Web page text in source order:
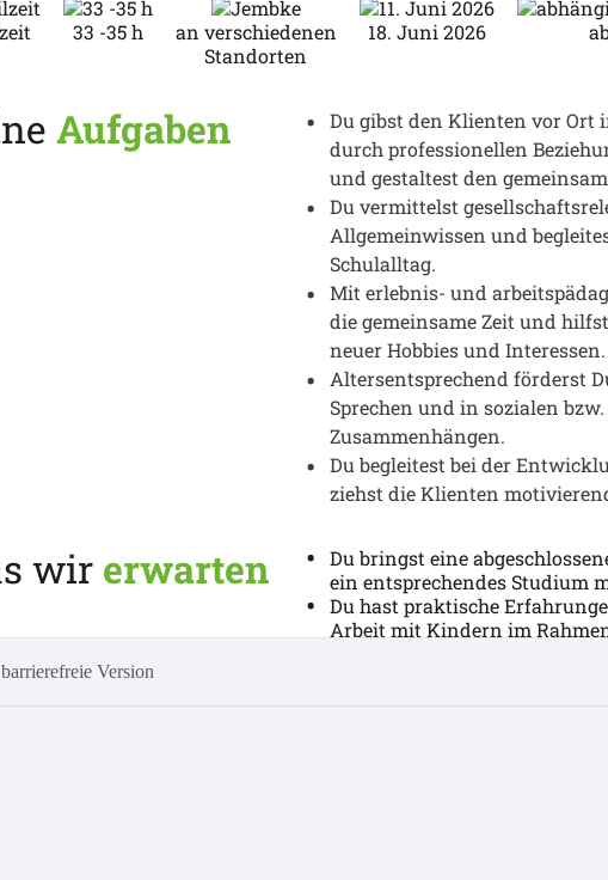
barrierefreie Version